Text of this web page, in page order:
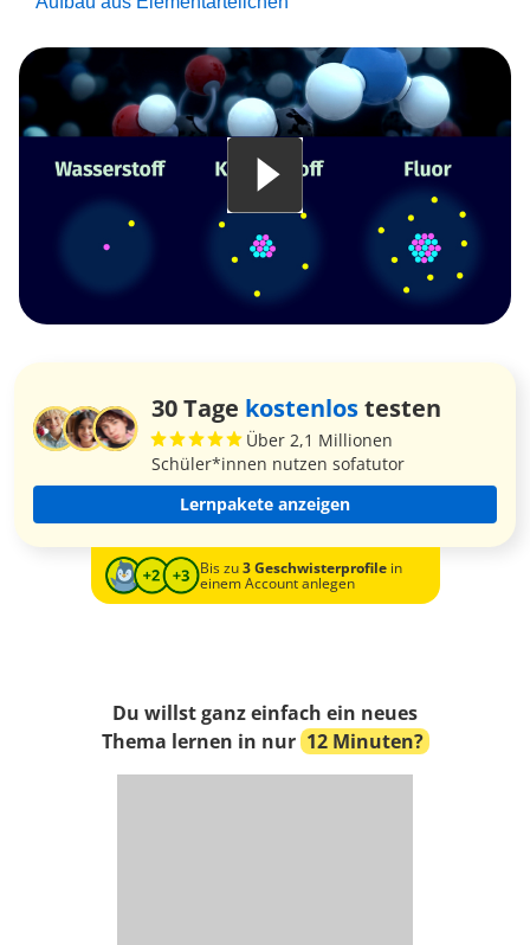
30 Tage kostenlostesten
Über 2,1 Millionen
Schüler*innen nutzen sofatutor
Lernpakete anzeigen
Bis zu3 Geschwisterprofilein
einem Account anlegen
Du willst ganz einfach ein neues
Thema lernen in nur 12 Minuten?